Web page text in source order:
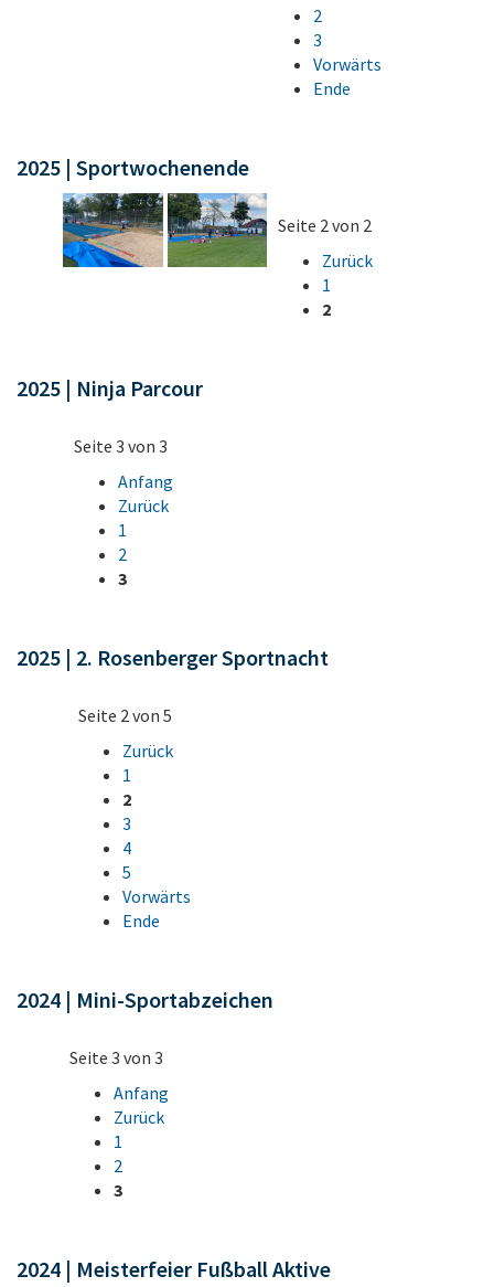
2
3
Vorwärts
Ende
2025 | Sportwochenende
Seite 2 von 2
Zurück
1
2
2025 | Ninja Parcour
Seite 3 von 3
Anfang
Zurück
1
2
3
2025 | 2. Rosenberger Sportnacht
Seite 2 von 5
Zurück
1
2
3
4
5
Vorwärts
Ende
2024 | Mini-Sportabzeichen
Seite 3 von 3
Anfang
Zurück
1
2
3
2024 | Meisterfeier Fußball Aktive